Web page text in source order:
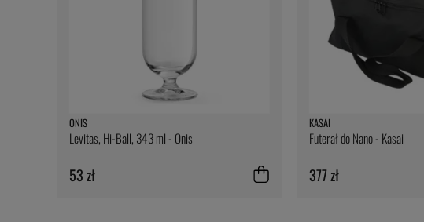
ONIS
Levitas, Hi-Ball, 343 ml - Onis
53 zł
KASAI
Futerał do Nano - Kasai
377 zł